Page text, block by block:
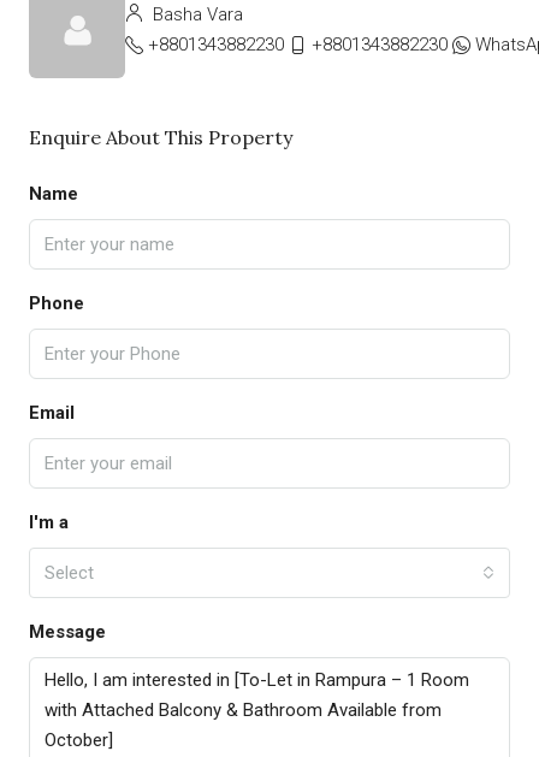
Basha Vara
+8801343882230
+8801343882230
Enquire About This Property
Name
Phone
Email
I'm a
Select
Message